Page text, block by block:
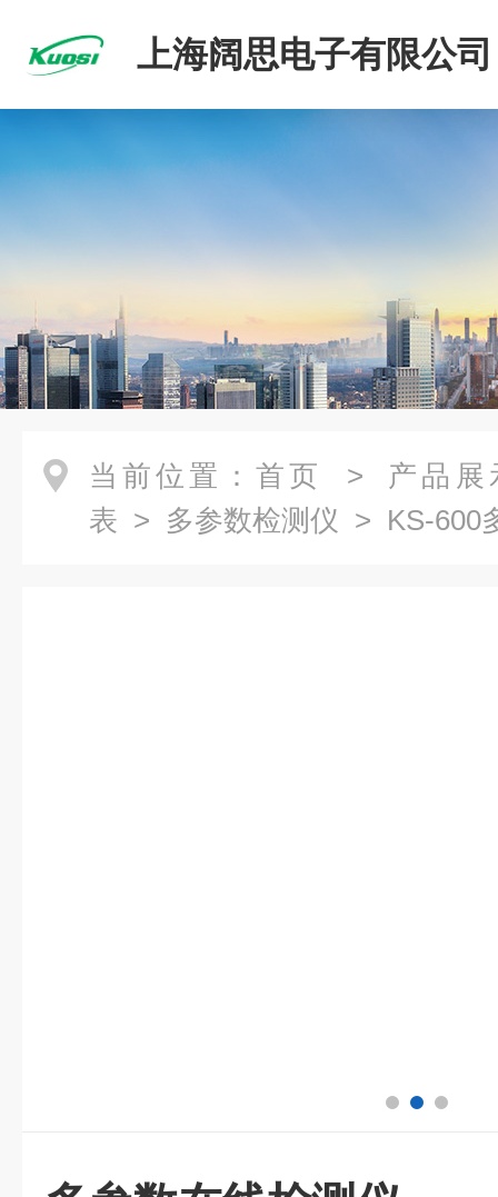
上海阔思电子有限公司
当前位置： 首页 > 产品展
表 > 多参数检测仪 > KS-600